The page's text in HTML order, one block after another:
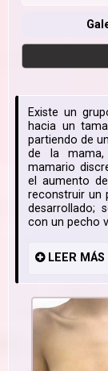
Existe un
hacia un
partiendo de
de la
mamario
el aumento
reconstruir un
desarrollado;
con un pecho
LEER MÁS